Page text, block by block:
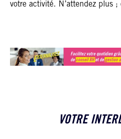
votre activité. N’attendez plus
VOTRE